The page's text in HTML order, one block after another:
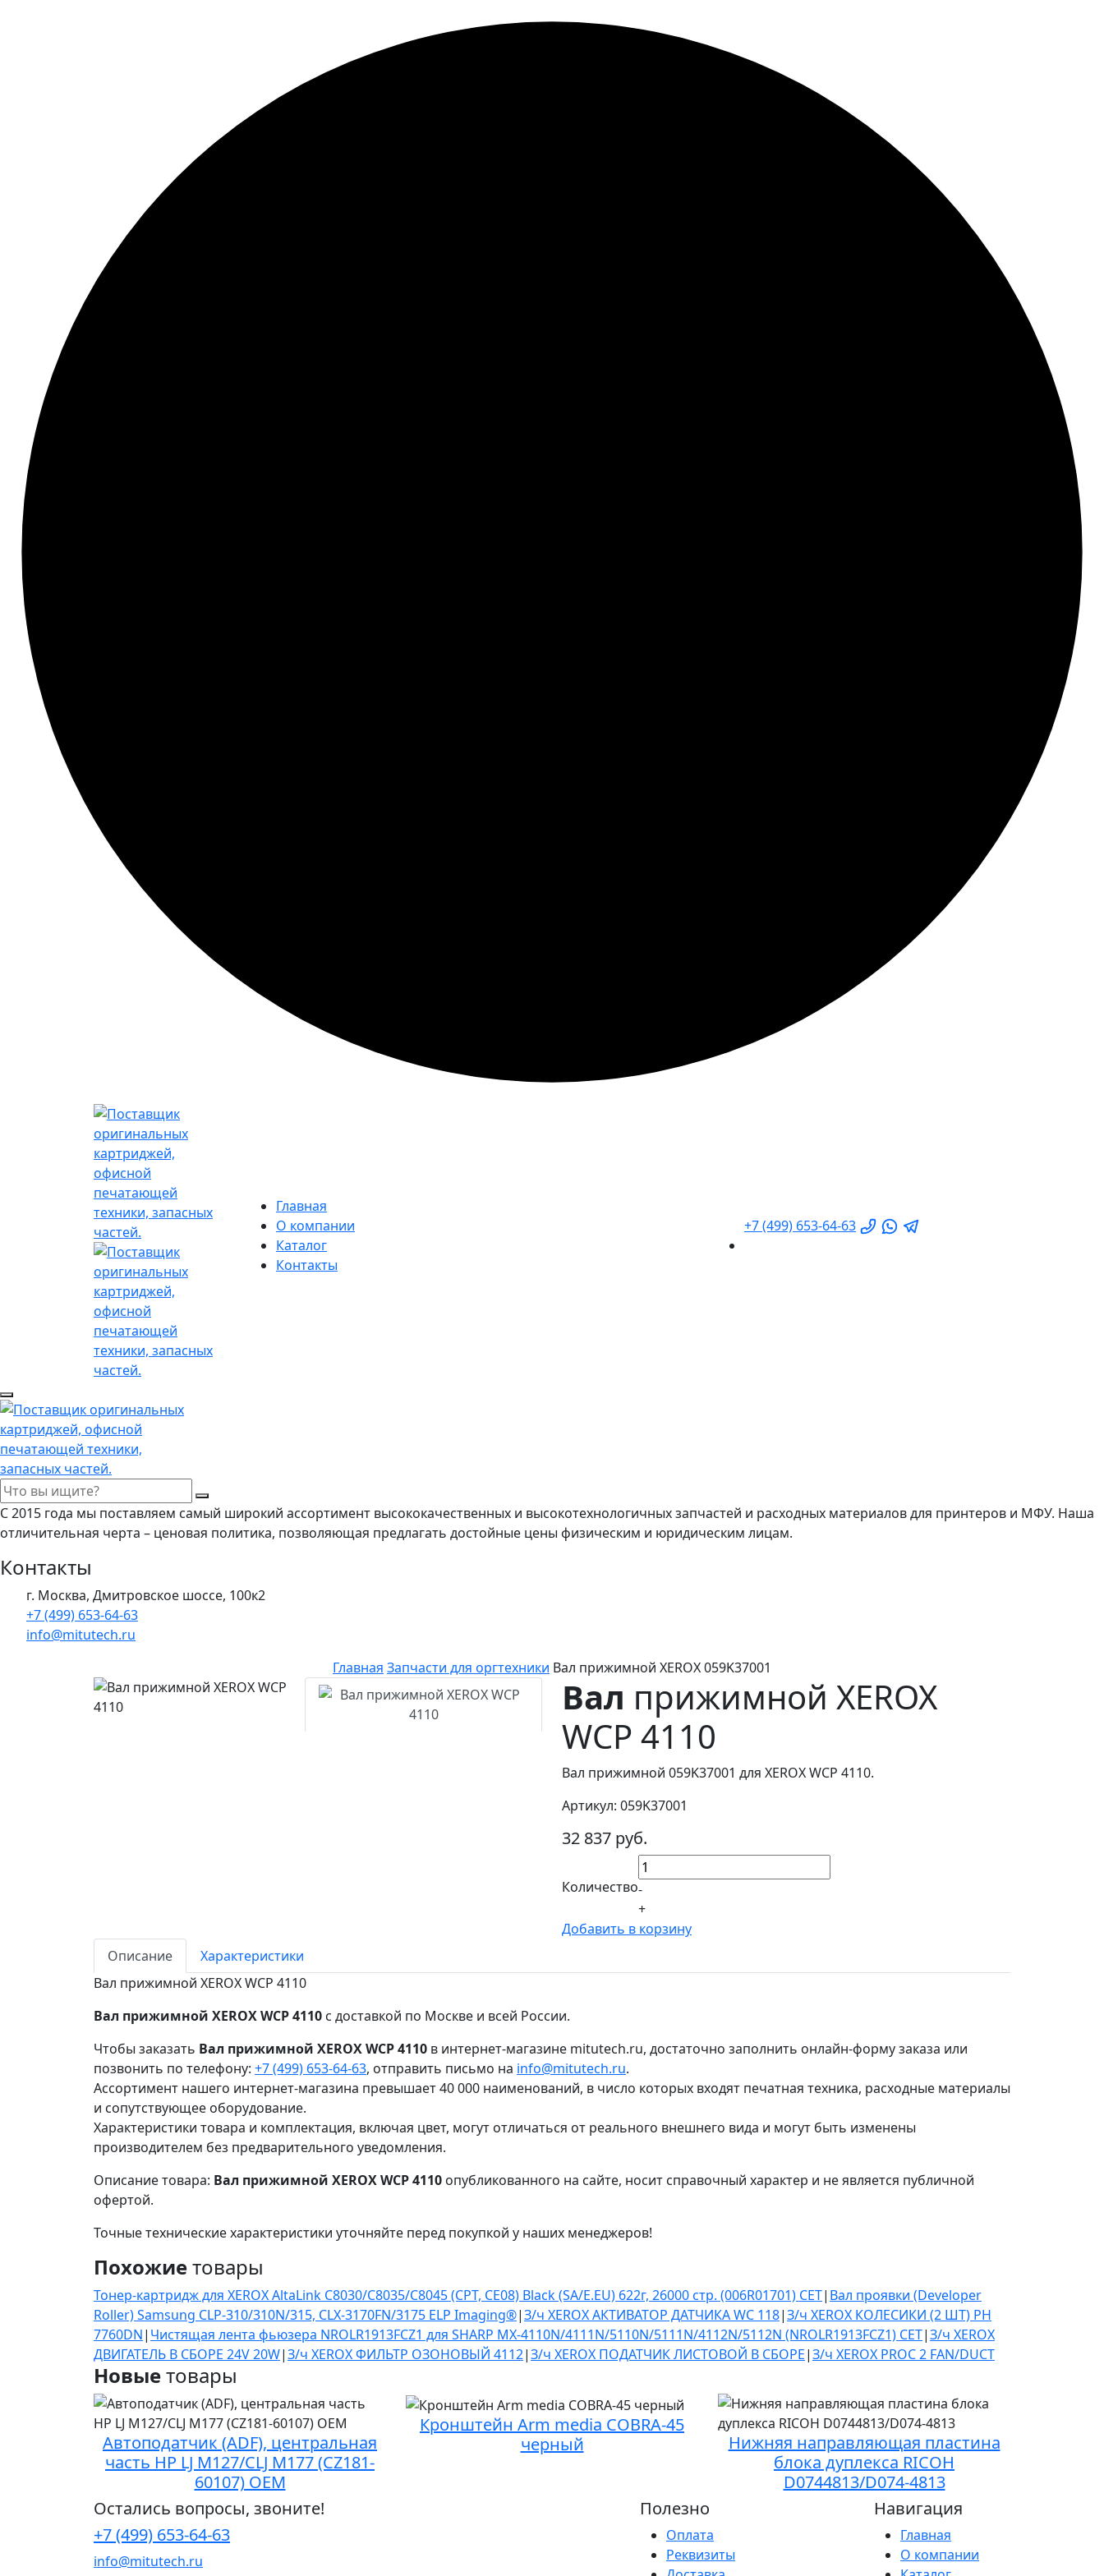
Главная
О компании
Каталог
Контакты
+7 (499) 653-64-63
С 2015 года мы поставляем самый широкий ассортимент высококачественных и высокотехнологичных запчастей и расходных материалов для принтеров и МФУ. Наша
отличительная черта – ценовая политика, позволяющая предлагать достойные цены физическим и юридическим лицам.
Контакты
г. Москва, Дмитровское шоссе, 100к2
+7 (499) 653-64-63
info@mitutech.ru
Главная Запчасти для оргтехники Вал прижимной XEROX 059K37001
Вал прижимной XEROX
WCP 4110
Вал прижимной 059K37001 для XEROX WCP 4110.
Артикул: 059K37001
32 837 руб.
Количество-
+
Добавить в корзину
Описание
Характеристики
Вал прижимной XEROX WCP 4110
Вал прижимной XEROX WCP 4110 с доставкой по Москве и всей России.
Чтобы заказать Вал прижимной XEROX WCP 4110 в интернет-магазине mitutech.ru, достаточно заполнить онлайн-форму заказа или
позвонить по телефону: +7 (499) 653-64-63, отправить письмо на info@mitutech.ru.
Ассортимент нашего интернет-магазина превышает 40 000 наименований, в число которых входят печатная техника, расходные материалы
и сопутствующее оборудование.
Характеристики товара и комплектация, включая цвет, могут отличаться от реального внешнего вида и могут быть изменены
производителем без предварительного уведомления.
Описание товара: Вал прижимной XEROX WCP 4110 опубликованного на сайте, носит справочный характер и не является публичной
офертой.
Точные технические характеристики уточняйте перед покупкой у наших менеджеров!
Похожиетовары
Тонер-картридж для XEROX AltaLink C8030/C8035/C8045 (CPT, CE08) Black (SA/E.EU) 622г, 26000 стр. (006R01701) CET| Вал проявки (Developer
Roller) Samsung CLP-310/310N/315, CLX-3170FN/3175 ELP Imaging®|З/ч XEROX АКТИВАТОР ДАТЧИКА WC 118|З/ч XEROX КОЛЕСИКИ (2 ШТ) PH
7760DN| Чистящая лента фьюзера NROLR1913FCZ1 для SHARP MX-4110N/4111N/5110N/5111N/4112N/5112N (NROLR1913FCZ1) CET|З/ч XEROX
ДВИГАТЕЛЬ В СБОРЕ 24V 20W|З/ч XEROX ФИЛЬТР ОЗОНОВЫЙ 4112|З/ч XEROX ПОДАТЧИК ЛИСТОВОЙ В СБОРЕ|З/ч XEROX PROC 2 FAN/DUCT
Новыетовары
Автоподатчик (ADF), центральная
часть HP LJ M127/CLJ M177 (CZ181-
60107) OEM
Кронштейн Arm media COBRA-45
черный
Нижняя направляющая пластина
блока дуплекса RICOH
D0744813/D074-4813
Остались вопросы, звоните!
+7 (499) 653-64-63
info@mitutech.ru
Полезно
Оплата
Реквизиты
Навигация
Главная
О компании